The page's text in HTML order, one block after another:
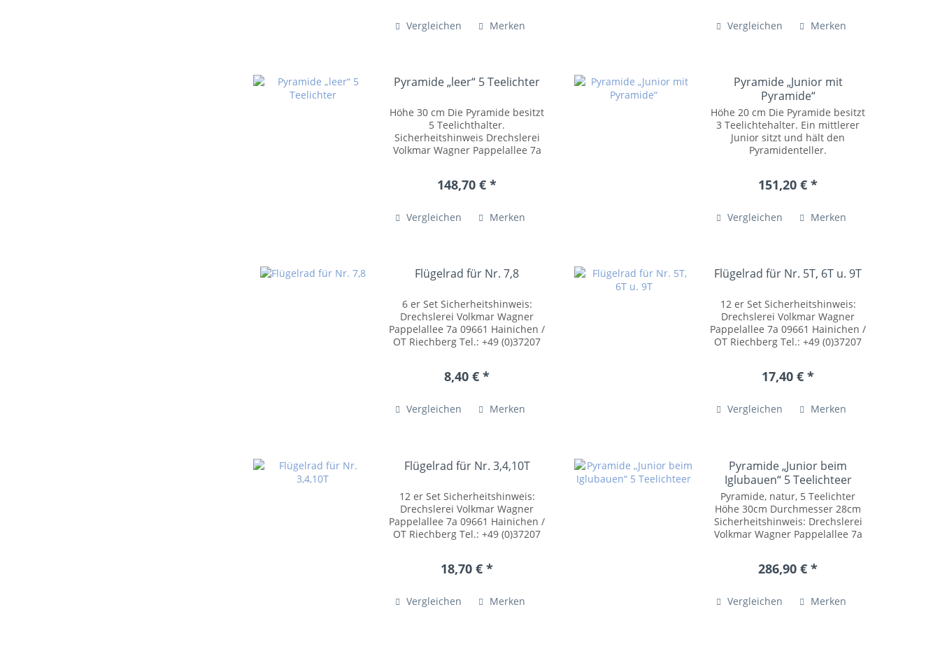
54055...
Vergleichen Merken
verschluckt werden. Nur...
Vergleichen Merken
Pyramide „leer“ 5 Teelichter
Höhe 30 cm Die Pyramide besitzt
5 Teelichthalter.
Sicherheitshinweis Drechslerei
Volkmar Wagner Pappelallee 7a
posteingang@drechslerei-
148,70 € *
Vergleichen Merken
Pyramide „Junior mit
Pyramide“
Höhe 20 cm Die Pyramide besitzt
3 Teelichtehalter. Ein mittlerer
Junior sitzt und hält den
Pyramidenteller.
09661 Hainichen / OT Riechberg
151,20 € *
Vergleichen Merken
Flügelrad für Nr. 7,8
6 er Set Sicherheitshinweis:
Drechslerei Volkmar Wagner
Pappelallee 7a 09661 Hainichen /
OT Riechberg Tel.: +49 (0)37207
www.drechslerei-volkmar-
verschluckt...
8,40 € *
Vergleichen Merken
Flügelrad für Nr. 5T, 6T u. 9T
12 er Set Sicherheitshinweis:
Drechslerei Volkmar Wagner
Pappelallee 7a 09661 Hainichen /
OT Riechberg Tel.: +49 (0)37207
www.drechslerei-volkmar-
verschluckt...
17,40 € *
Vergleichen Merken
Flügelrad für Nr. 3,4,10T
12 er Set Sicherheitshinweis:
Drechslerei Volkmar Wagner
Pappelallee 7a 09661 Hainichen /
OT Riechberg Tel.: +49 (0)37207
www.drechslerei-volkmar-
verschluckt...
18,70 € *
Vergleichen Merken
Pyramide „Junior beim
Iglubauen“ 5 Teelichteer
Pyramide, natur, 5 Teelichter
Höhe 30cm Durchmesser 28cm
Sicherheitshinweis: Drechslerei
Volkmar Wagner Pappelallee 7a
posteingang@drechslerei-
286,90 € *
Vergleichen Merken